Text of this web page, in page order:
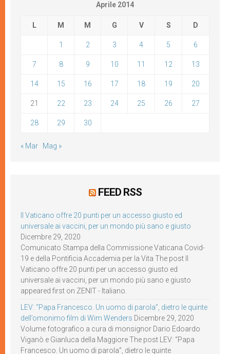
Aprile 2014
L M M G V S D
1 2 3 4 5 6
7 8 9 10 11 12 13
14 15 16 17 18 19 20
21 22 23 24 25 26 27
28 29 30
« Mar Mag »
FEED RSS
Il Vaticano offre 20 punti per un accesso giusto ed
universale ai vaccini, per un mondo più sano e giusto
Dicembre 29, 2020
Comunicato Stampa della Commissione Vaticana Covid-
19 e della Pontificia Accademia per la Vita The post Il
Vaticano offre 20 punti per un accesso giusto ed
universale ai vaccini, per un mondo più sano e giusto
appeared first on ZENIT - Italiano.
LEV: “Papa Francesco. Un uomo di parola”, dietro le quinte
dell’omonimo film di Wim Wenders Dicembre 29, 2020
Volume fotografico a cura di monsignor Dario Edoardo
Viganò e Gianluca della Maggiore The post LEV: “Papa
Francesco. Un uomo di parola”, dietro le quinte